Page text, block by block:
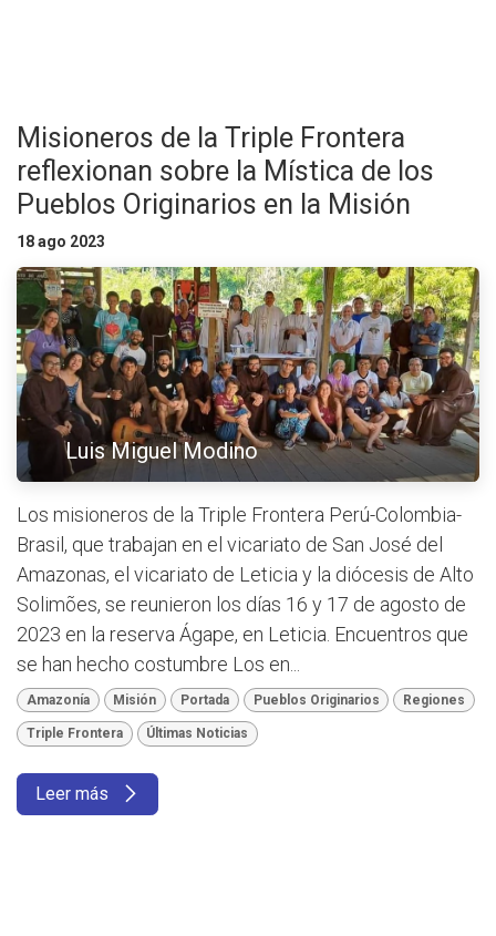
Misioneros de la Triple Frontera
reflexionan sobre la Mística de los
Pueblos Originarios en la Misión
18 ago 2023
Luis Miguel Modino
Los misioneros de la Triple Frontera Perú-Colombia-
Brasil, que trabajan en el vicariato de San José del
Amazonas, el vicariato de Leticia y la diócesis de Alto
Solimões, se reunieron los días 16 y 17 de agosto de
2023 en la reserva Ágape, en Leticia. Encuentros que
se han hecho costumbre Los en...
Amazonía Misión Portada Pueblos Originarios Regiones
Triple Frontera Últimas Noticias
Leer más